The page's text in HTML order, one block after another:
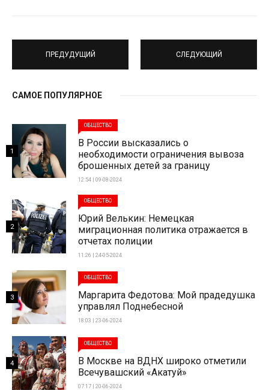
ПРЕДУДУЩИЙ СЛЕДУЮЩИЙ
САМОЕ ПОПУЛЯРНОЕ
ОБЩЕСТВО
В России высказались о
необходимости ограничения вывоза
брошенных детей за границу
12:54 | 09-08-2024
1
ОБЩЕСТВО
Юрий Велькин: Немецкая
миграционная политика отражается в
отчетах полиции
11:26 | 24-05-2024
2
ОБЩЕСТВО
Маргарита Федотова: Мой прадедушка
управлял Поднебесной
18:03 | 23-06-2024
3
ОБЩЕСТВО
В Москве на ВДНХ широко отметили
Всечувашский «Акатуй»
07:17 | 20-06-2024
4